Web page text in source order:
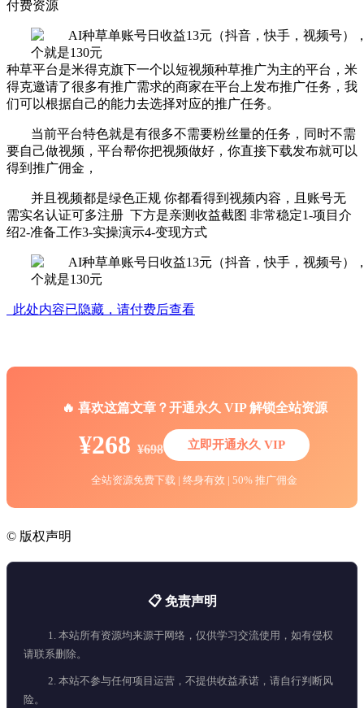
付费资源
种草平台是米得克旗下一个以短视频种草推广为主的平台，米
得克邀请了很多有推广需求的商家在平台上发布推广任务，我
们可以根据自己的能力去选择对应的推广任务。
当前平台特色就是有很多不需要粉丝量的任务，同时不需
要自己做视频，平台帮你把视频做好，你直接下载发布就可以
得到推广佣金，
并且视频都是绿色正规 你都看得到视频内容，且账号无
需实名认证可多注册 下方是亲测收益截图 非常稳定1-项目介
绍2-准备工作3-实操演示4-变现方式
此处内容已隐藏，请付费后查看
🔥 喜欢这篇文章？开通永久 VIP 解锁全站资源
¥268 ¥698 立即开通永久 VIP
全站资源免费下载 | 终身有效 | 50% 推广佣金
© 版权声明
📋 免责声明
1. 本站所有资源均来源于网络，仅供学习交流使用，如有侵权
请联系删除。
2. 本站不参与任何项目运营，不提供收益承诺，请自行判断风
险。